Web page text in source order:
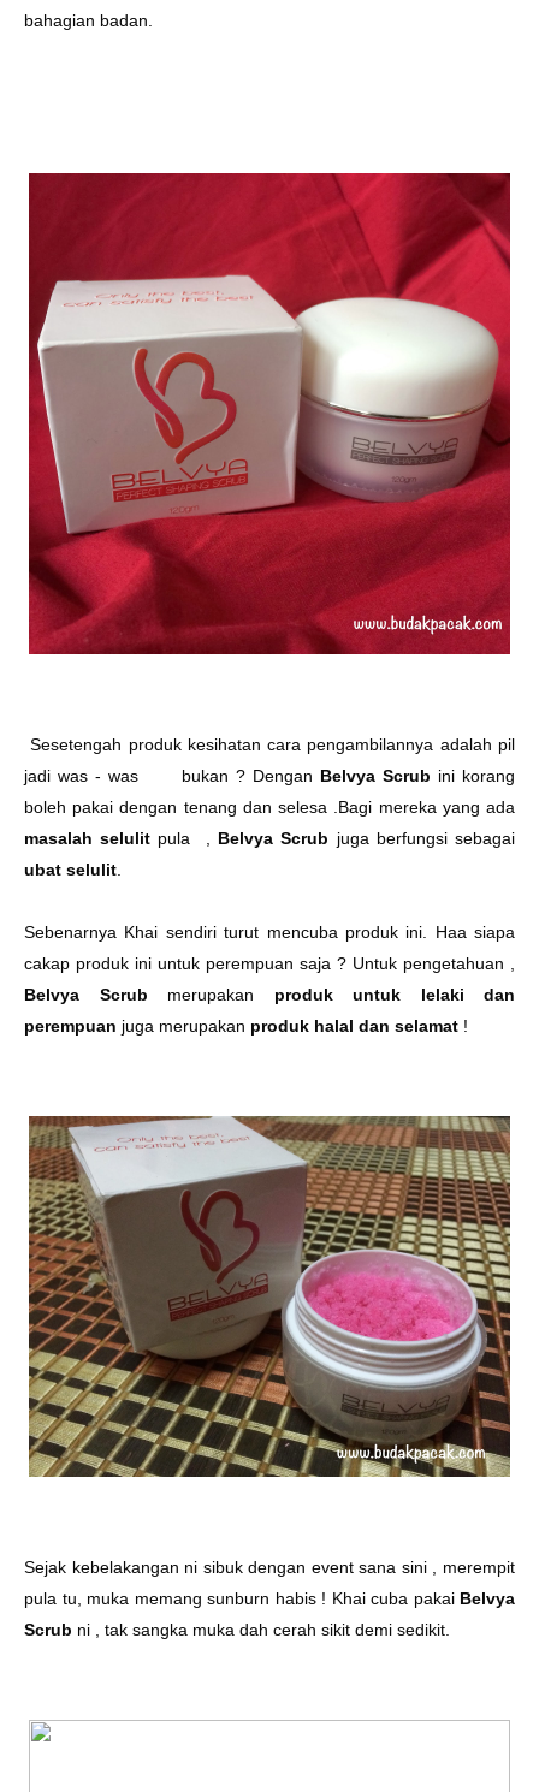
bahagian badan.
Sesetengah produk kesihatan cara pengambilannya adalah pil
jadi was - was bukan ? Dengan Belvya Scrub ini korang
boleh pakai dengan tenang dan selesa .Bagi mereka yang ada
masalah selulit pula , Belvya Scrub juga berfungsi sebagai
ubat selulit
Sebenarnya Khai sendiri turut mencuba produk ini. Haa siapa
cakap produk ini untuk perempuan saja ? Untuk pengetahuan ,
Belvya Scrub merupakan produk untuk lelaki dan
perempuan juga merupakan produk halal dan selamat !
Sejak kebelakangan ni sibuk dengan event sana sini , merempit
pula tu, muka memang sunburn habis ! Khai cuba pakai Belvya
Scrub ni , tak sangka muka dah cerah sikit demi sedikit.